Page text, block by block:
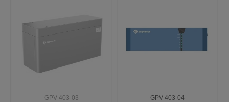
GPV-403-03 GPV-403-04